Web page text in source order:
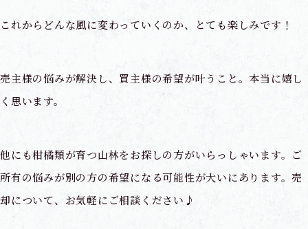
これからどんな風に変わっていくのか、とても楽しみです！
売主様の悩みが解決し、買主様の希望が叶うこと。本当に嬉し
く思います。
他にも柑橘類が育つ山林をお探しの方がいらっしゃいます。ご
所有の悩みが別の方の希望になる可能性が大いにあります。売
却について、お気軽にご相談ください♪